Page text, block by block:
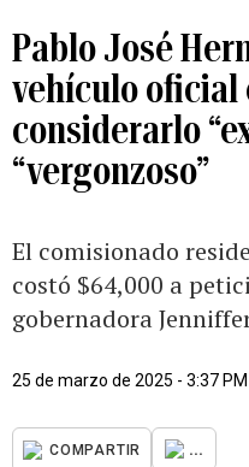
Pablo José
vehículo oficial
considerarlo
“vergonzoso”
El comisionado
costó $64,000 a
gobernadora
25 de marzo de 2025 - 3:37 PM
COMPARTIR ...